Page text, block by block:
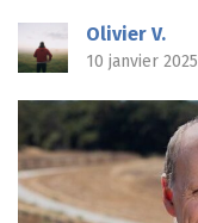
Olivier V.
10 janvier 2025